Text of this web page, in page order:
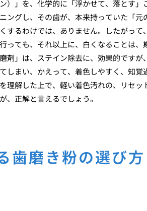
」を、化学的に「浮かせて、落とす」
ングし、その歯が、本来持っていた「元
するわけでは、ありません。したがって
ても、それ以上に、白くなることは、
剤」は、ステイン除去に、効果的ですが
しまい、かえって、着色しやすく、知覚
理解した上で、軽い着色汚れの、リセッ
、正解と言えるでしょう。
歯磨き粉の選び方